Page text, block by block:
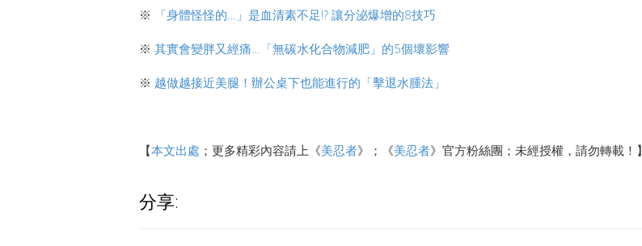
※ 「身體怪怪的…」是血清素不足!? 讓分泌爆增的8技巧
※ 其實會變胖又經痛…「無碳水化合物減肥」的5個壞影響
※ 越做越接近美腿！辦公桌下也能進行的「擊退水腫法」
【本文出處 ；更多精彩內容請上《美忍者》；《美忍者》官方粉絲團；未經授權，請勿轉載！】
分享: